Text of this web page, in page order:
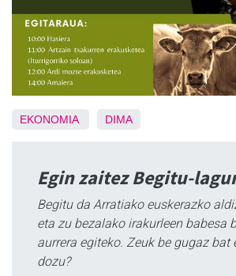
EKONOMIA DIMA
Egin zaitez Begitu-
Begitu da Arratiako euskerazko
eta zu bezalako irakurleen babesa
aurrera egiteko. Zeuk be gugaz bat
dozu?